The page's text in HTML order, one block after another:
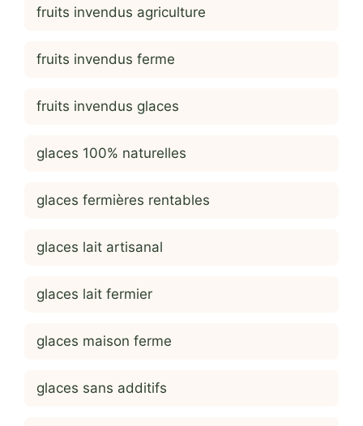
fruits invendus agriculture
fruits invendus ferme
fruits invendus glaces
glaces 100% naturelles
glaces fermières rentables
glaces lait artisanal
glaces lait fermier
glaces maison ferme
glaces sans additifs